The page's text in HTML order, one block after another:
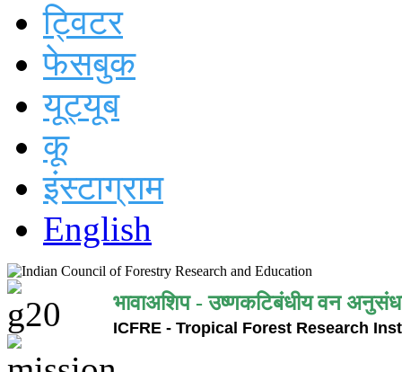
ट्विटर
फेसबुक
यूट्यूब
कू
इंस्टाग्राम
English
भावाअशिप - उष्णकटिबंधीय वन
ICFRE - Tropical Forest Research